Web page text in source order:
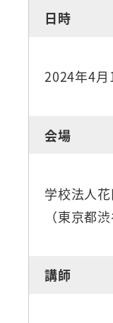
日時
2024年4
会場
学校法人
（東京都
講師